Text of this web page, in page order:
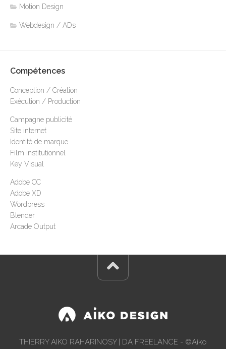
Motion Design
Webdesign / ADs
Compétences
Conception / Création
Exécution / Production
Campagne publicité
Site internet
Identité de marque
Film institutionnel
Key Visual
Adobe CC
Adobe XD
Wordpress
Blender
Arcade Output
THIERRY AIKO RAHARINOSY | DA FREELANCE - ©Aiko